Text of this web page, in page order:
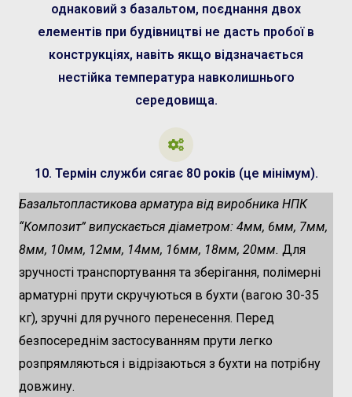
однаковий з базальтом, поєднання двох
елементів при будівництві не дасть пробої в
конструкціях, навіть якщо відзначається
нестійка температура навколишнього
середовища.
10. Термін служби сягає 80 років (це мінімум).
Базальтопластикова арматура від виробника НПК
“Композит” випускається діаметром: 4мм, 6мм, 7мм,
8мм, 10мм, 12мм, 14мм, 16мм, 18мм, 20мм. Для
зручності транспортування та зберігання, полімерні
арматурні прути скручуються в бухти (вагою 30-35
кг), зручні для ручного перенесення. Перед
безпосереднім застосуванням прути легко
розпрямляються і відрізаються з бухти на потрібну
довжину.